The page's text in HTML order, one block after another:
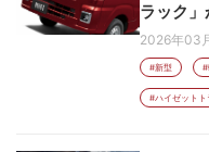
ラック」
2026年03
#新型 #
#ハイゼットト